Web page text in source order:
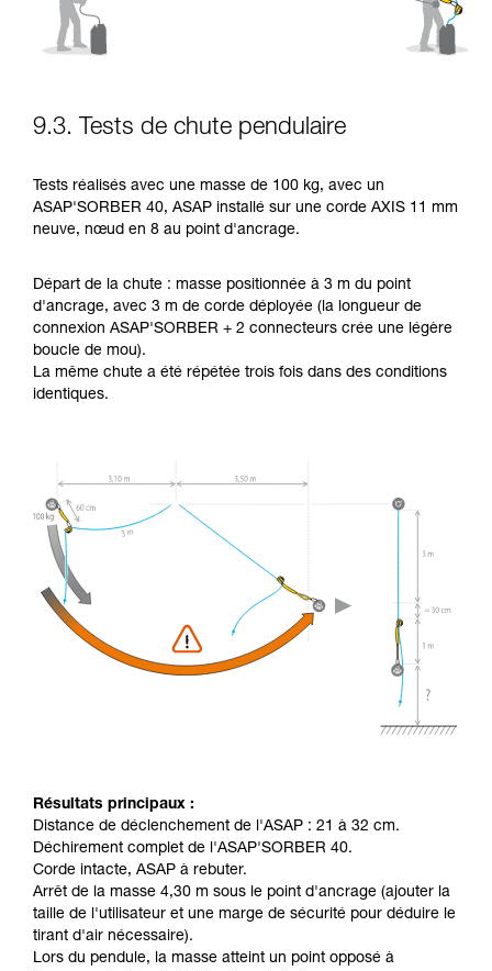
9.3. Tests de chute pendulaire
Tests réalisés avec une masse de 100 kg, avec un
ASAP'SORBER 40, ASAP installé sur une corde AXIS 11 mm
neuve, nœud en 8 au point d'ancrage.
Départ de la chute : masse positionnée à 3 m du point
d'ancrage, avec 3 m de corde déployée (la longueur de
connexion ASAP'SORBER + 2 connecteurs crée une légère
boucle de mou).
La même chute a été répétée trois fois dans des conditions
identiques.
Résultats principaux :
Distance de déclenchement de l'ASAP : 21 à 32 cm.
Déchirement complet de l'ASAP'SORBER 40.
Corde intacte, ASAP à rebuter.
Arrêt de la masse 4,30 m sous le point d'ancrage (ajouter la
taille de l'utilisateur et une marge de sécurité pour déduire le
tirant d'air nécessaire).
Lors du pendule, la masse atteint un point opposé à